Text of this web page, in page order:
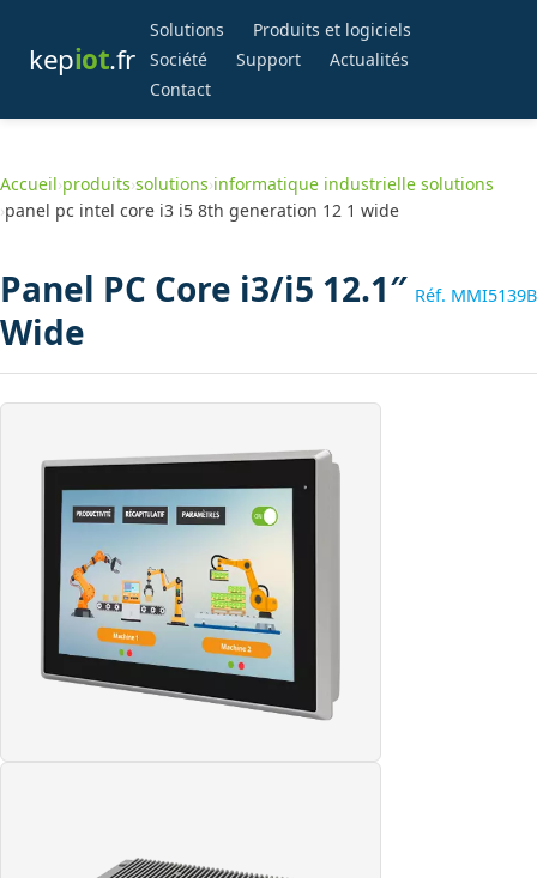
kepiot.fr
Solutions
Produits et logiciels
Société
Support
Actualités
Contact
Accueil›produits›solutions›informatique industrielle solutions
›panel pc intel core i3 i5 8th generation 12 1 wide
Panel PC Core i3/i5 12.1″
Wide
Réf. MMI5139B